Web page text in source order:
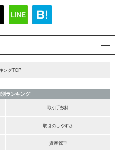
ングTOP
ランキング
取引手数料
取引のしやすさ
資産管理